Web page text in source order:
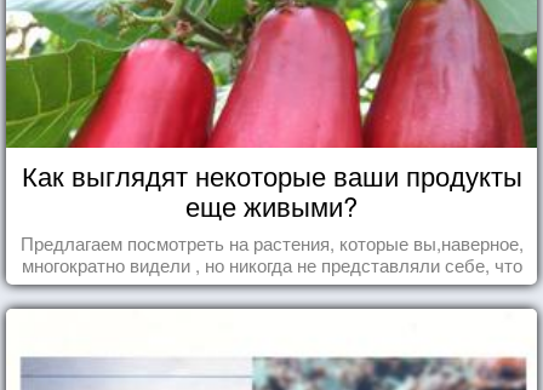
Как выглядят некоторые ваши продукты
еще живыми?
Предлагаем посмотреть на растения, которые вы,наверное,
многократно видели , но никогда не представляли себе, что
употребляете их в пищу.